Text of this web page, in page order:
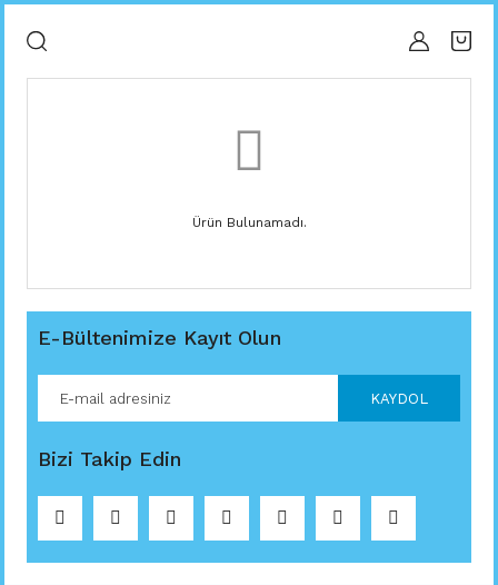
Ürün Bulunamadı.
E-Bültenimize Kayıt Olun
KAYDOL
Bizi Takip Edin